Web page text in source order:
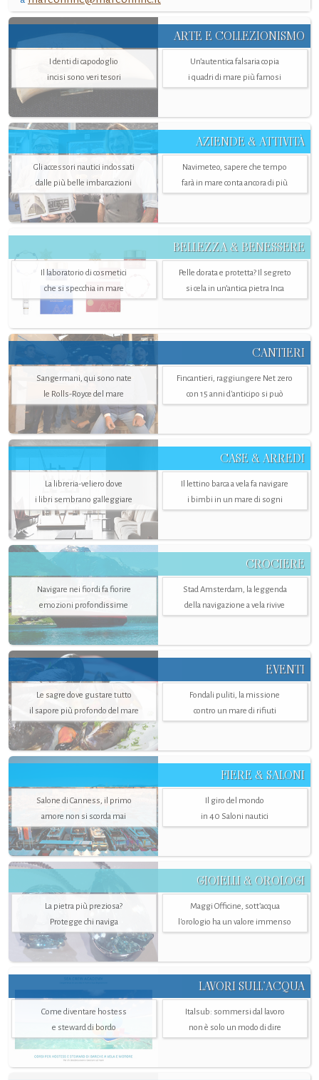
ARTE E COLLEZIONISMO
I denti di capodoglio
incisi sono veri tesori
Un’autentica falsaria copia
i quadri di mare più famosi
AZIENDE & ATTIVITÀ
Gli accessori nautici indossati
dalle più belle imbarcazioni
Navimeteo, sapere che tempo
farà in mare conta ancora di più
BELLEZZA & BENESSERE
Il laboratorio di cosmetici
che si specchia in mare
Pelle dorata e protetta? Il segreto
si cela in un’antica pietra Inca
CANTIERI
Sangermani, qui sono nate
le Rolls-Royce del mare
Fincantieri, raggiungere Net zero
con 15 anni d'anticipo si può
CASE & ARREDI
La libreria-veliero dove
i libri sembrano galleggiare
Il lettino barca a vela fa navigare
i bimbi in un mare di sogni
CROCIERE
Navigare nei fiordi fa fiorire
emozioni profondissime
Stad Amsterdam, la leggenda
della navigazione a vela rivive
EVENTI
Le sagre dove gustare tutto
il sapore più profondo del mare
Fondali puliti, la missione
contro un mare di rifiuti
FIERE & SALONI
Salone di Canness, il primo
amore non si scorda mai
Il giro del mondo
in 40 Saloni nautici
GIOIELLI & OROLOGI
La pietra più preziosa?
Protegge chi naviga
Maggi Officine, sott’acqua
l'orologio ha un valore immenso
LAVORI SULL’ACQUA
Come diventare hostess
e steward di bordo
Italsub: sommersi dal lavoro
non è solo un modo di dire